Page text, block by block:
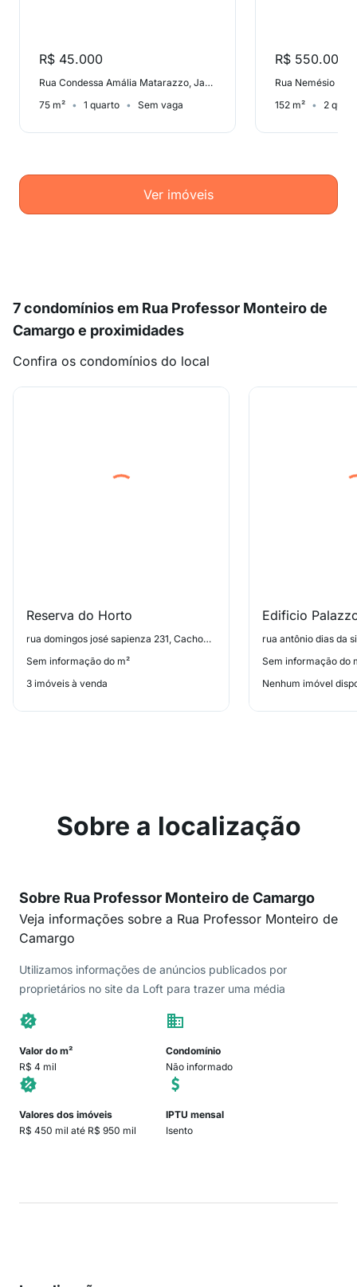
R$ 45.000
Rua Condessa Amália Matarazzo, Jardim Peri
75 m²
1 quarto Sem vaga
R$ 550.000
152 m² 2
Ver imóveis
7 condomínios em Rua Professor Monteiro de
Camargo e proximidades
Confira os condomínios do local
Reserva do Horto
rua domingos josé sapienza 231, Cachoeirinha
Sem informação do m²
3 imóveis à venda
Edificio
Sem informação do
Nenhum imóvel
Sobre a localização
Sobre Rua Professor Monteiro de Camargo
Veja informações sobre a Rua Professor Monteiro de
Camargo
Utilizamos informações de anúncios publicados por
proprietários no site da Loft para trazer uma média
Valor do m²
R$ 4 mil
Condomínio
Não informado
Valores dos imóveis
R$ 450 mil até R$ 950 mil
IPTU mensal
Isento